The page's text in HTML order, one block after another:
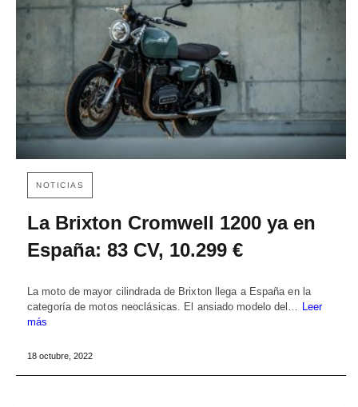
NOTICIAS
La Brixton Cromwell 1200 ya en
España: 83 CV, 10.299 €
La moto de mayor cilindrada de Brixton llega a España en la
categoría de motos neoclásicas. El ansiado modelo del…
Leer
más
18 octubre, 2022